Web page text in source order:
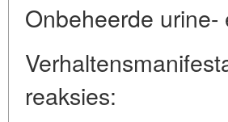
Onbeheerde urine-
reaksies: